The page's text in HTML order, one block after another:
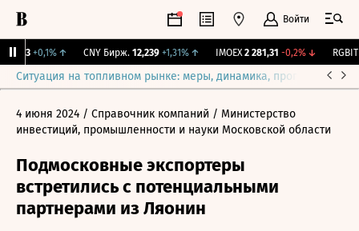
Войти
+0,1% ↑ CNY Бирж. 12,239 +1,31% ↑ IMOEX 2 281,31 -0,2%↓ RGBITR
Ситуация на топливном рынке: меры, динамика, прогнозы
4 июня 2024 / Справочник компаний / Министерство
инвестиций, промышленности и науки Московской области
Подмосковные экспортеры
встретились с потенциальными
партнерами из Ляонин